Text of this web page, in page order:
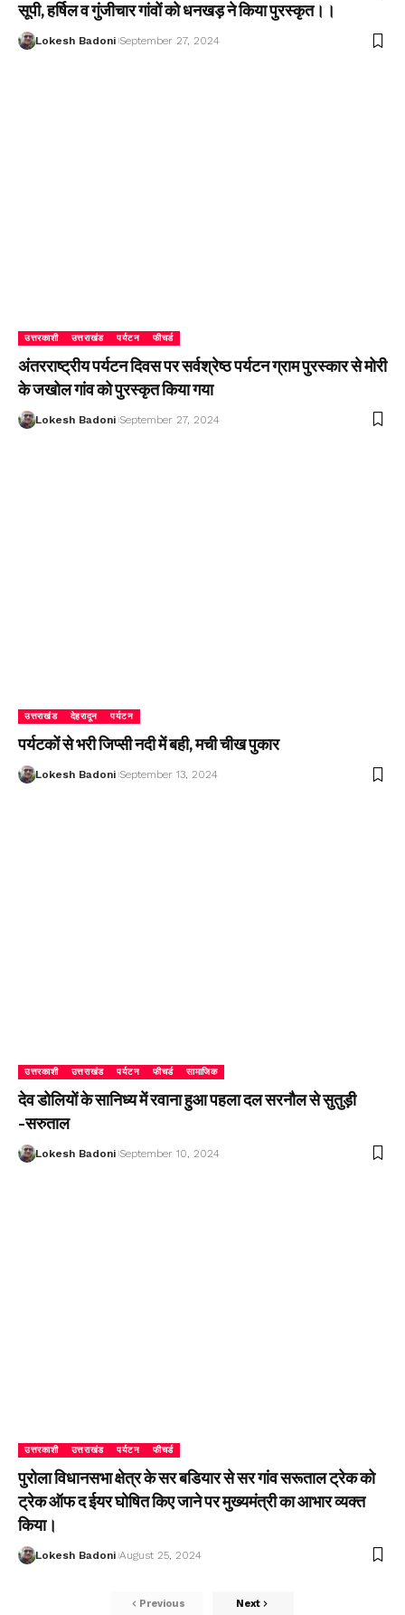
सूपी, हर्षिल व गुंजीचार गांवों को धनखड़ ने किया पुरस्कृत।।
Lokesh Badoni September 27, 2024
उत्तरकाशी उत्तराखंड पर्यटन फीचर्ड
अंतरराष्ट्रीय पर्यटन दिवस पर सर्वश्रेष्ठ पर्यटन ग्राम पुरस्कार से मोरी
के जखोल गांव को पुरस्कृत किया गया
Lokesh Badoni September 27, 2024
उत्तराखंड देहरादून पर्यटन
पर्यटकों से भरी जिप्सी नदी में बही, मची चीख पुकार
Lokesh Badoni September 13, 2024
उत्तरकाशी उत्तराखंड पर्यटन फीचर्ड सामाजिक
देव डोलियों के सानिध्य में रवाना हुआ पहला दल सरनौल से सुतुड़ी
-सरुताल
Lokesh Badoni September 10, 2024
उत्तरकाशी उत्तराखंड पर्यटन फीचर्ड
पुरोला विधानसभा क्षेत्र के सर बडियार से सर गांव सरूताल ट्रेक को
ट्रेक ऑफ द ईयर घोषित किए जाने पर मुख्यमंत्री का आभार व्यक्त
किया।
Lokesh Badoni August 25, 2024
Previous Next